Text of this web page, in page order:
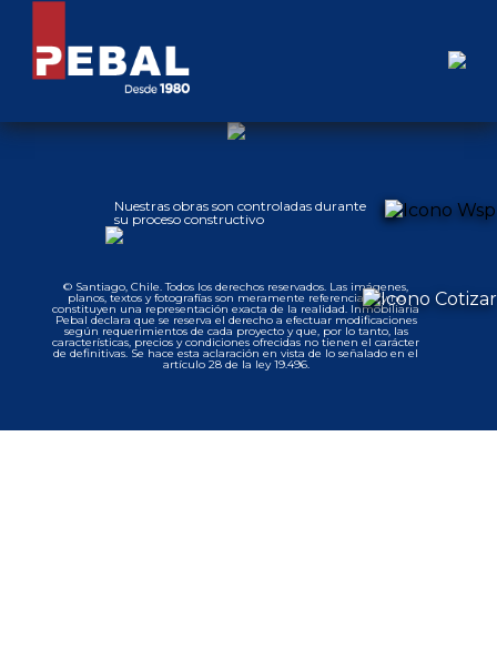
Nuestras obras son controladas durante
su proceso constructivo
© Santiago, Chile. Todos los derechos reservados. Las imágenes,
planos, textos y fotografías son meramente referenciales y no
constituyen una representación exacta de la realidad. Inmobiliaria
Pebal declara que se reserva el derecho a efectuar modificaciones
según requerimientos de cada proyecto y que, por lo tanto, las
características, precios y condiciones ofrecidas no tienen el carácter
de definitivas. Se hace esta aclaración en vista de lo señalado en el
artículo 28 de la ley 19.496.